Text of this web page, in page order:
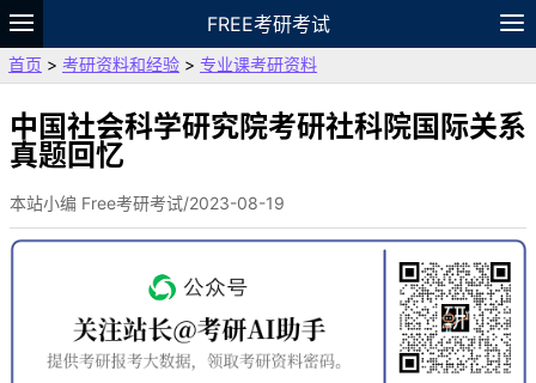
FREE考研考试
题库
故事 专题 APP
VIP
资料
首页 > 考研资料和经验 > 专业课考研资料
中国社会科学研究院考研社科院国际关系
真题回忆
本站小编 Free考研考试/2023-08-19